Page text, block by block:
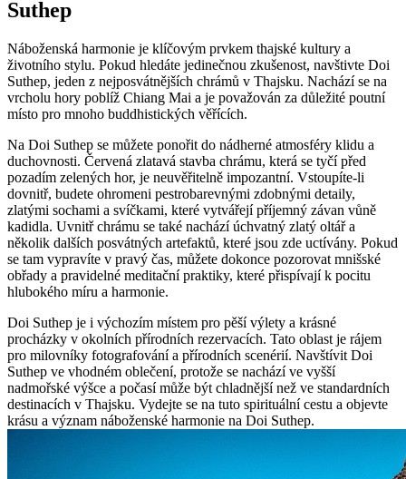
Suthep
Náboženská harmonie je klíčovým prvkem thajské kultury a
životního stylu. Pokud hledáte jedinečnou zkušenost, navštivte Doi
Suthep, jeden z nejposvátnějších chrámů v Thajsku. Nachází se na
vrcholu hory poblíž Chiang Mai a je považován za důležité poutní
místo pro mnoho buddhistických věřících.
Na Doi Suthep se můžete ponořit do nádherné atmosféry klidu a
duchovnosti. Červená zlatavá stavba chrámu, která se tyčí před
pozadím zelených hor, je neuvěřitelně impozantní. Vstoupíte-li
dovnitř, budete ohromeni pestrobarevnými zdobnými detaily,
zlatými sochami a svíčkami, které vytvářejí příjemný závan vůně
kadidla. Uvnitř chrámu se také nachází úchvatný zlatý oltář a
několik dalších posvátných artefaktů, které jsou zde uctívány. Pokud
se tam vypravíte v pravý čas, můžete dokonce pozorovat mnišské
obřady a pravidelné meditační praktiky, které přispívají k pocitu
hlubokého míru a harmonie.
Doi Suthep je i výchozím místem pro pěší výlety a krásné
procházky v okolních přírodních rezervacích. Tato oblast je rájem
pro milovníky fotografování a přírodních scenérií. Navštívit Doi
Suthep ve vhodném oblečení, protože se nachází ve vyšší
nadmořské výšce a počasí může být chladnější než ve standardních
destinacích v Thajsku. Vydejte se na tuto spirituální cestu a objevte
krásu a význam náboženské harmonie na Doi Suthep.